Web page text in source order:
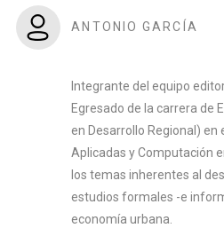
ANTONIO GARCÍA
Integrante del equipo
Egresado de la carrera de
en Desarrollo Regional) en
Aplicadas y Computación
los temas inherentes al
estudios formales -e
economía urbana.